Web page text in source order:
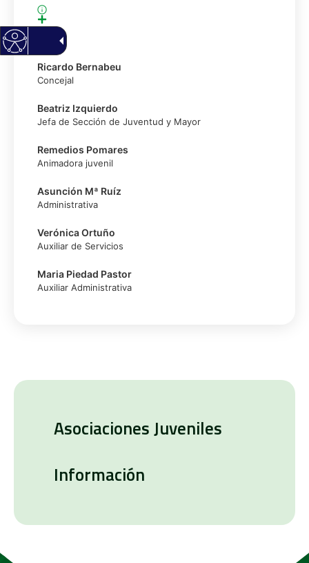
Ricardo Bernabeu
Concejal
Beatriz Izquierdo
Jefa de Sección de Juventud y Mayor
Remedios Pomares
Animadora juvenil
Asunción Mª Ruíz
Administrativa
Verónica Ortuño
Auxiliar de Servicios
Maria Piedad Pastor
Auxiliar Administrativa
Asociaciones Juveniles
Información